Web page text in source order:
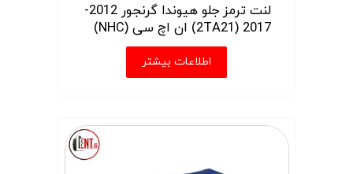
لنت ترمز جلو هیوندا گرنجور 2012-
2017 (2TA21) ان اچ سی (NHC)
اطلاعات بیشتر